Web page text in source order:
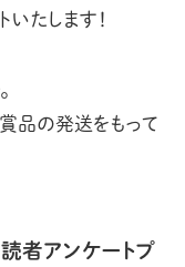
たします！
品の発送をもって
アンケートプ